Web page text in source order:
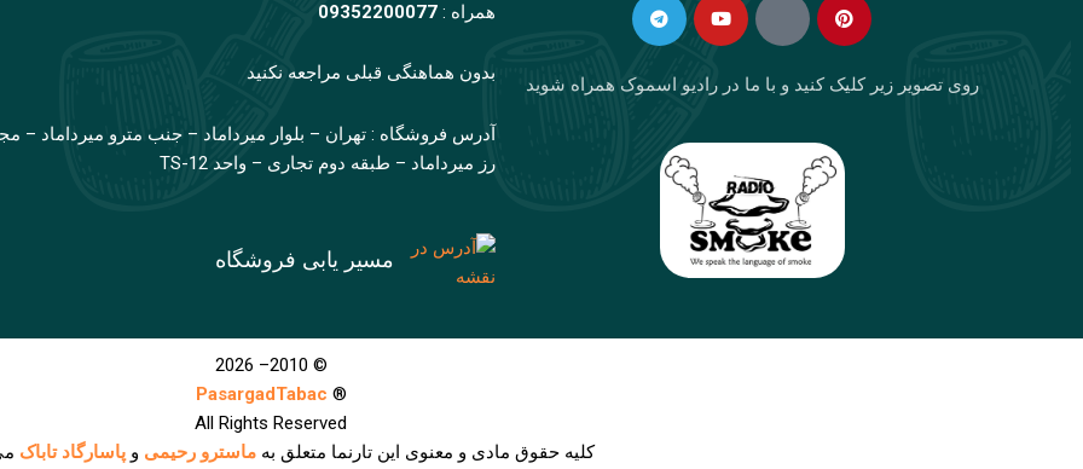
روی تصویر زیر کلیک کنید و با ما در رادیو اسموک همراه شوید
همراه :09352200077
بدون هماهنگی قبلی مراجعه نکنید
آدرس فروشگاه : تهران – بلوار میرداماد – جنب مترو میرداماد –
رز میرداماد – طبقه دوم تجاری – واحد TS-12
مسیر یابی فروشگاه
© 2010– 2026
®
PasargadTabac
All Rights Reserved
كليه حقوق مادی و معنوی اين تارنما متعلق بهماسترو رحیمی وپاسارگاد تاباک